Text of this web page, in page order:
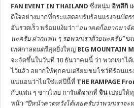
FAN EVENT IN THAILAND ซึ่งหนุ่ม อิทสึกิ
ดีใจอย่างมากที่กระแสตอบรับร้อนแรงจนบัตร
อันรวดเร็ว พร้อมแง้มว่า “อนาคตก็อยากมาจั
นะครับ ฝากแฟน ๆ รอพวกเราด้วยนะครับ”ข
เทศกาลดนตรีสุดยิ่งใหญ่ BIG MOUNTAIN
จะจัดขึ้นในวันที่ 10 ธันวาคมนี้ ว่า พวกเขาได้
ไว้แล้ว อยากให้ทุกคนเตรียมชมโชว์ที่ร้อนแร
แน่นอนว่าไม่ใช่แค่ปีนี้ที่ THE RAMPAGE
กับแฟน ๆ ชาวไทย การันตีจากที่จิน เปรยให้
หน้า “ปีหน้าคาดหวังได้เลยครับว่าพวกเราจ